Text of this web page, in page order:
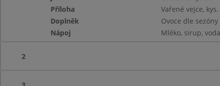
Příloha
Vařené vejce,
Doplněk
Ovoce dle sezóny
Nápoj
Mléko, sirup,
2